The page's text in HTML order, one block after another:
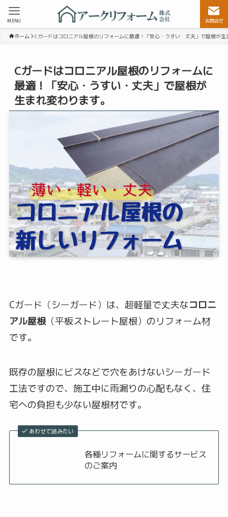
お問合せ
MENU
ホーム Cガードはコロニアル屋根のリフォームに最適！「安心・うすい・丈夫」で屋根が
Cガードはコロニアル屋根のリフォームに
最適！「安心・うすい・丈夫」で屋根が
生まれ変わります。
Cガード（シーガード）は、超軽量で丈夫なコロニ
アル屋根（平板ストレート屋根）のリフォーム材
です。
既存の屋根にビスなどで穴をあけないシーガード
工法ですので、施工中に雨漏りの心配もなく、住
宅への負担も少ない屋根材です。
あわせて読みたい
各種リフォームに関するサービス
のご案内